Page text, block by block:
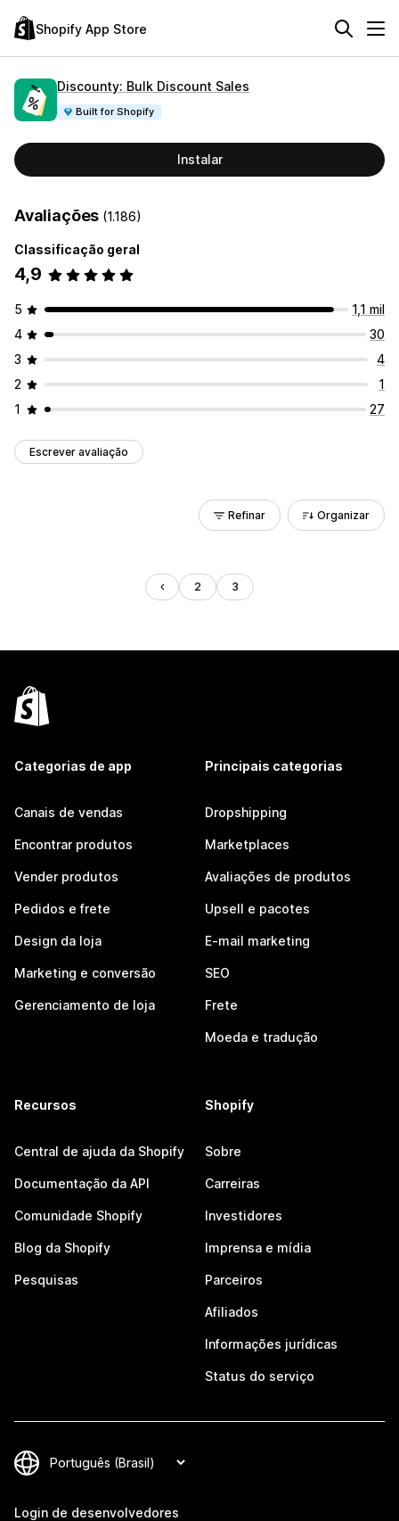
Shopify App Store
Discounty: Bulk Discount Sales
Built for Shopify
Instalar
Avaliações (1.186)
Classificação geral
4,9
5
1,1 mil
4
30
3
4
2
1
1
27
Escrever avaliação
Refinar Organizar
2 3
Categorias de app
Canais de vendas
Encontrar produtos
Vender produtos
Pedidos e frete
Design da loja
Marketing e conversão
Gerenciamento de loja
Principais categorias
Dropshipping
Marketplaces
Avaliações de produtos
Upsell e pacotes
E-mail marketing
SEO
Frete
Moeda e tradução
Recursos
Central de ajuda da Shopify
Documentação da API
Comunidade Shopify
Blog da Shopify
Pesquisas
Shopify
Sobre
Carreiras
Investidores
Imprensa e mídia
Parceiros
Afiliados
Informações jurídicas
Status do serviço
Login de desenvolvedores